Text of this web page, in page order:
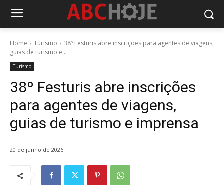
Home Turismo
38º Festuris abre inscrições para agentes de viagens,
guias de turismo e...
Turismo
38º Festuris abre inscrições
para agentes de viagens,
guias de turismo e imprensa
20 de junho de 2026